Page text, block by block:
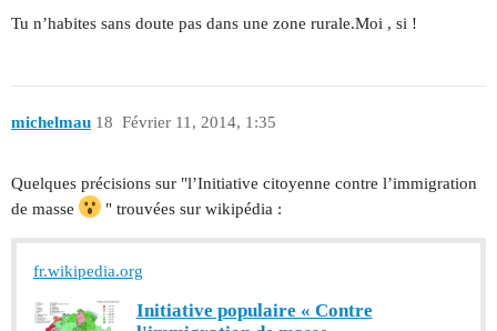
Tu n’habites sans doute pas dans une zone rurale.Moi , si !
michelmau Février 11, 2014, 1:35
18
Quelques précisions sur "l’Initiative citoyenne contre l’immigration
de masse
" trouvées sur wikipédia :
fr.wikipedia.org
Initiative populaire « Contre